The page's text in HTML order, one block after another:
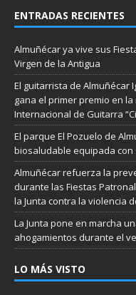
ENTRADAS RECIENTES
Almuñécar ya vive sus
Virgen de la Antigua
El guitarrista de Almuñécar
gana el primer premio en
Internacional de Guitarra
El parque El Pozuelo de
biosaludable equipada
Almuñécar refuerza la
durante las Fiestas
la Junta contra la violencia
La Junta pone en marcha
ahogamientos durante el
LO MÁS VISTO